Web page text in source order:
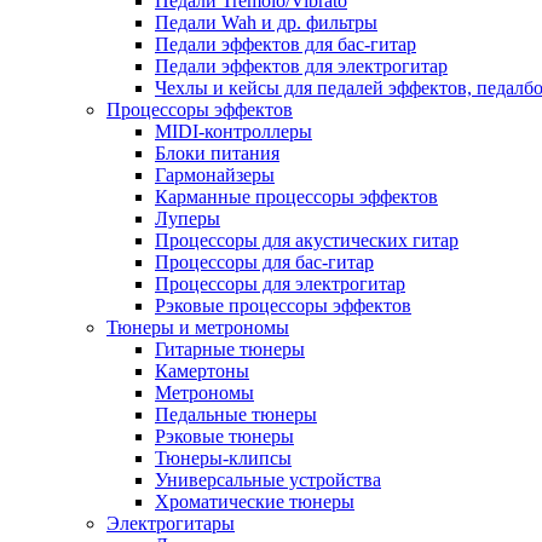
Педали Wah и др. фильтры
Педали эффектов для бас-гитар
Педали эффектов для электрогитар
Чехлы и кейсы для педалей эффектов,
Процессоры эффектов
MIDI-контроллеры
Блоки питания
Гармонайзеры
Карманные процессоры эффектов
Луперы
Процессоры для акустических гитар
Процессоры для бас-гитар
Процессоры для электрогитар
Рэковые процессоры эффектов
Тюнеры и метрономы
Гитарные тюнеры
Камертоны
Метрономы
Педальные тюнеры
Рэковые тюнеры
Тюнеры-клипсы
Универсальные устройства
Хроматические тюнеры
Электрогитары